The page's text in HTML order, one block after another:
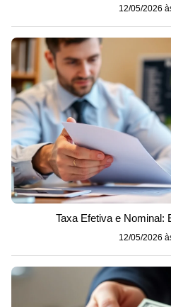
12/05/2026
Taxa Efetiva e Nominal:
12/05/2026